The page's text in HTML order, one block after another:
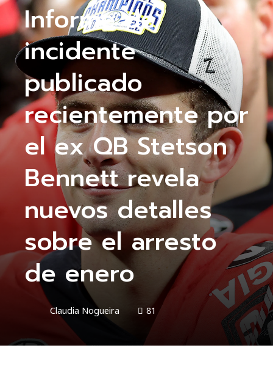
Informe de
incidente
publicado
recientemente por
el ex QB Stetson
Bennett revela
nuevos detalles
sobre el arresto
de enero
Claudia Nogueira 81